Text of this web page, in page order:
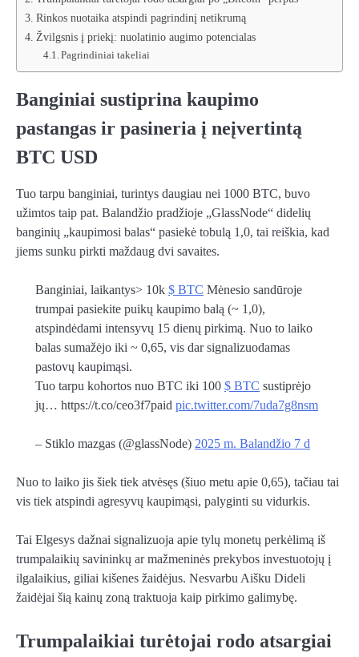
Rinkos nuotaika atspindi pagrindinį netikrumą
Žvilgsnis į priekį: nuolatinio augimo potencialas
Pagrindiniai takeliai
Banginiai sustiprina kaupimo
pastangas ir pasineria į neįvertintą
BTC USD
Tuo tarpu banginiai, turintys daugiau nei 1000 BTC, buvo
užimtos taip pat. Balandžio pradžioje „GlassNode“ didelių
banginių „kaupimosi balas“ pasiekė tobulą 1,0, tai reiškia, kad
jiems sunku pirkti maždaug dvi savaites.
Banginiai, laikantys> 10k $ BTC Mėnesio sandūroje
trumpai pasiekite puikų kaupimo balą (~ 1,0),
atspindėdami intensyvų 15 dienų pirkimą. Nuo to laiko
balas sumažėjo iki ~ 0,65, vis dar signalizuodamas
pastovų kaupimąsi.
Tuo tarpu kohortos nuo BTC iki 100 $ BTC sustiprėjo
jų… https://t.co/ceo3f7paid pic.twitter.com/7uda7g8nsm
– Stiklo mazgas (@glassNode) 2025 m. Balandžio 7 d
Nuo to laiko jis šiek tiek atvėsęs (šiuo metu apie 0,65), tačiau tai
vis tiek atspindi agresyvų kaupimąsi, palyginti su vidurkis.
Tai Elgesys dažnai signalizuoja apie tylų monetų perkėlimą iš
trumpalaikių savininkų ar mažmeninės prekybos investuotojų į
ilgalaikius, giliai kišenes žaidėjus. Nesvarbu Aišku Dideli
žaidėjai šią kainų zoną traktuoja kaip pirkimo galimybę.
Trumpalaikiai turėtojai rodo atsargiai